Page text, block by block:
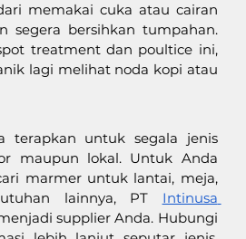
memakai cuka atau cairan
segera bersihkan tumpahan.
treatment dan poultice ini,
lagi melihat noda kopi atau
terapkan untuk segala jenis
maupun lokal. Untuk Anda
marmer untuk lantai, meja,
lainnya, PT Intinusa
supplier Anda. Hubungi